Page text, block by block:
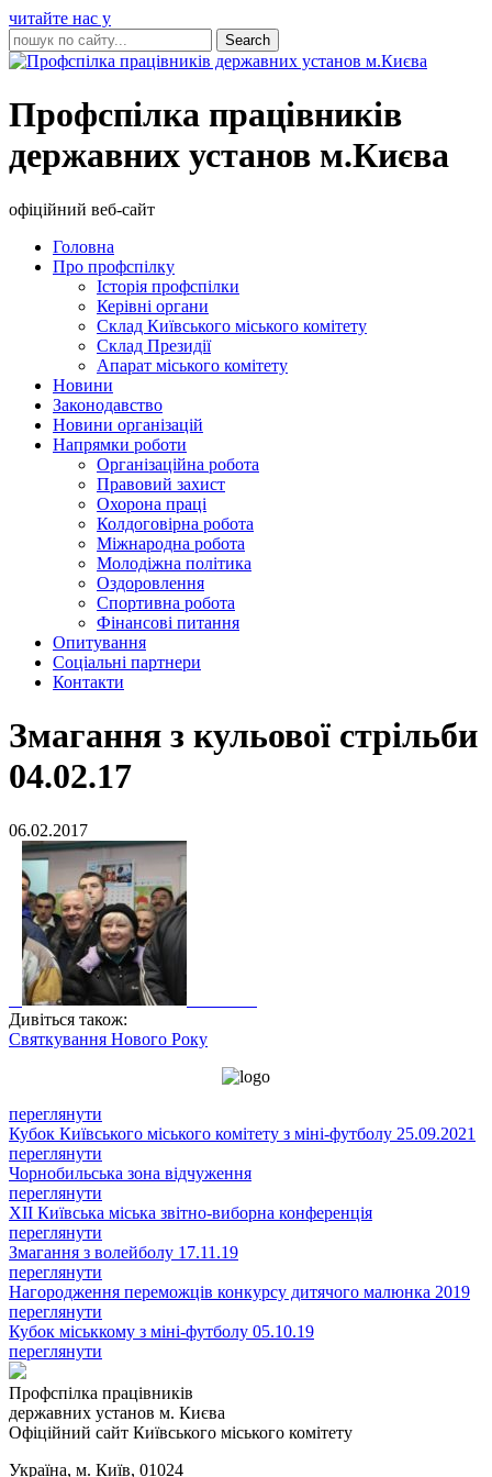
читайте нас у
Профспілка працівників
державних установ м.Києва
офіційний веб-сайт
Головна
Про профспілку
Історія профспілки
Керівні органи
Склад Київського міського комітету
Склад Президії
Апарат міського комітету
Новини
Законодавство
Новини організацій
Напрямки роботи
Організаційна робота
Правовий захист
Охорона праці
Колдоговірна робота
Міжнародна робота
Молодіжна політика
Оздоровлення
Спортивна робота
Фінансові питання
Опитування
Соціальні партнери
Контакти
Змагання з кульової стрільби
04.02.17
06.02.2017
Дивіться також:
Святкування Нового Року
переглянути
Кубок Київського міського комітету з міні-футболу 25.09.2021
переглянути
Чорнобильська зона відчуження
переглянути
XII Київська міська звітно-виборна конференція
переглянути
Змагання з волейболу 17.11.19
переглянути
Нагородження переможців конкурсу дитячого малюнка 2019
переглянути
Кубок міськкому з міні-футболу 05.10.19
переглянути
Профспілка працівників
державних установ м. Києва
Офіційний сайт Київського міського комітету
Україна, м. Київ, 01024